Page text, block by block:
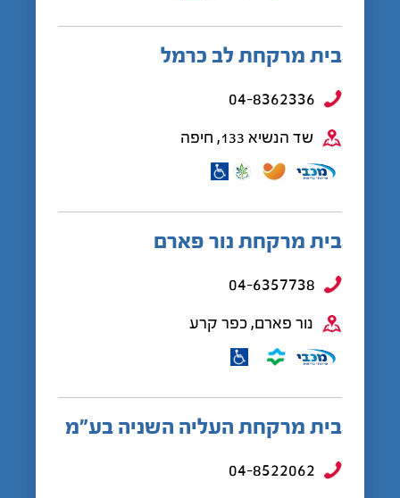
בית מרקחת לב כרמל
04-8362336
שד הנשיא 133, חיפה
בית מרקחת נור פארם
04-6357738
נור פארם, כפר קרע
בית מרקחת העליה השניה בע”מ
04-8522062